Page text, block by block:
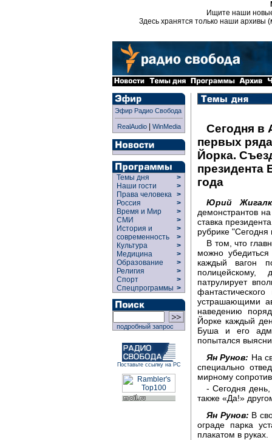
Ищите наши
Здесь хранятся только наши архивы
Эфир Радио Свобода
RealAudio| WinMedia
Темы дня
>
Наши гости
>
Права человека >
Россия
>
Время и Мир
>
СМИ
>
История и
современность
>
>
Культура
>
Медицина
>
Образование
>
Религия
>
Спорт
>
Спецпрограммы >
подробный запрос
Поставьте ссылку на РС
Сегодня в
первых
Йорка.
года
Юрий
демонстрантов
ставка
рубрике
В том, что
можно
каждый вагон
полицейскому,
патрулирует
устрашающими
наведению
Йорке каждый
Буша и его
попытался
Ян Рунов: На
специально
мирному
- Сегодня
также «Да!»
Ян Рунов: В
ограде парка
плакатом в руках.